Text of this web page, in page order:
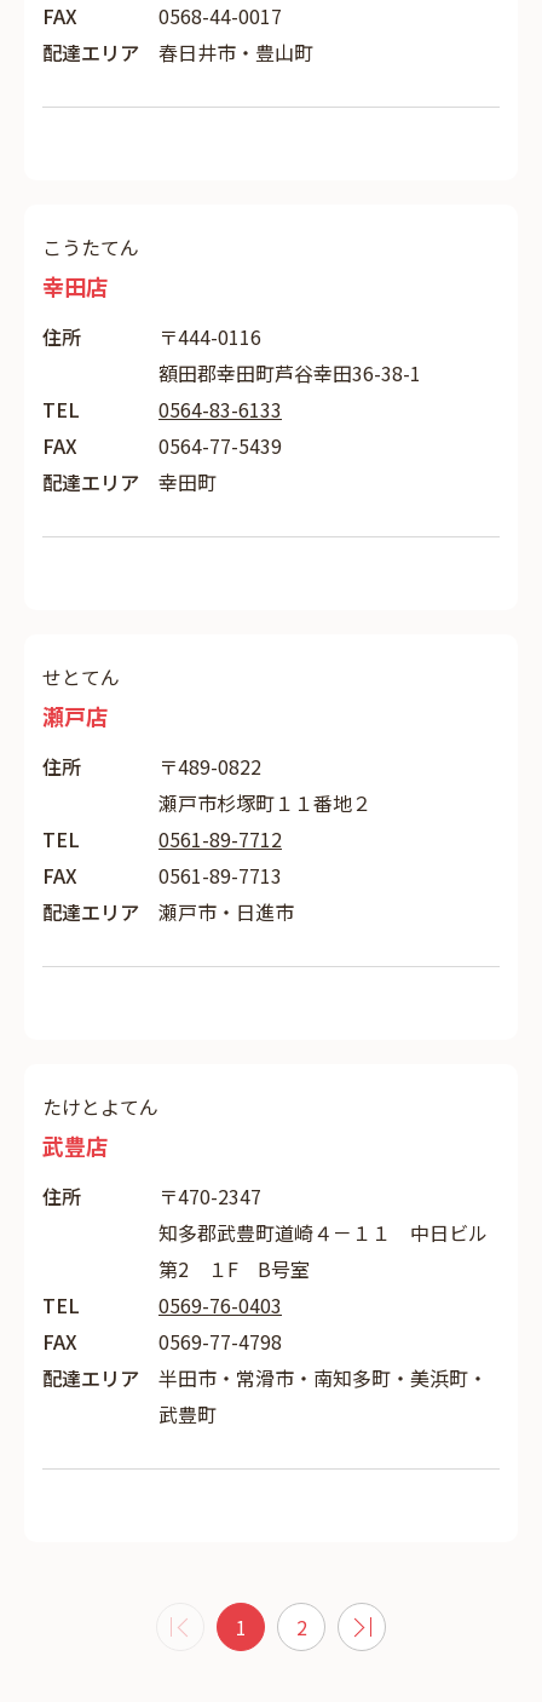
FAX
0568-44-0017
配達エリア
春日井市・豊山町
こうたてん
幸田店
住所
〒444-0116
額田郡幸田町芦谷幸田36-38-1
TEL
0564-83-6133
FAX
0564-77-5439
配達エリア
幸田町
せとてん
瀬戸店
住所
〒489-0822
瀬戸市杉塚町１１番地２
TEL
0561-89-7712
FAX
0561-89-7713
配達エリア
瀬戸市・日進市
たけとよてん
武豊店
住所
〒470-2347
知多郡武豊町道崎４－１１ 中日ビル
第2 １F B号室
TEL
0569-76-0403
FAX
0569-77-4798
配達エリア
半田市・常滑市・南知多町・美浜町・
武豊町
1 2